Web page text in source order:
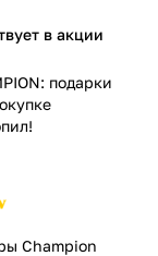
в акции
подарки
Champion